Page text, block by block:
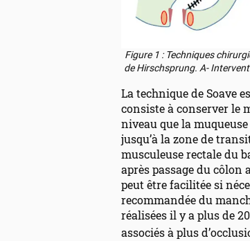
Figure 1 : Techniques
de Hirschsprung. A-
La technique de Soave
consiste à conserver le
niveau que la
jusqu’à la zone de
musculeuse rectale du
après passage du
peut être facilitée si
recommandée du
réalisées il y a plus de
associés à plus